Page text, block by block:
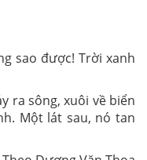
sao được! Trời xanh
ra sông, xuôi về biển
Một lát sau, nó tan